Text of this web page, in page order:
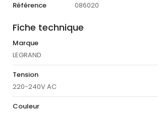
Référence
086020
Fiche technique
Marque
LEGRAND
Tension
220-240V AC
Couleur